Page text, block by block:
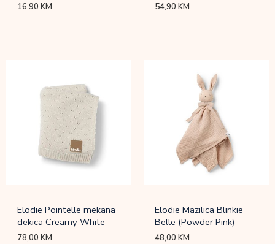
16,90KM 54,90KM
Elodie Pointelle mekana
dekica Creamy White
78,00KM
Elodie Mazilica Blinkie
Belle (Powder Pink)
48,00KM